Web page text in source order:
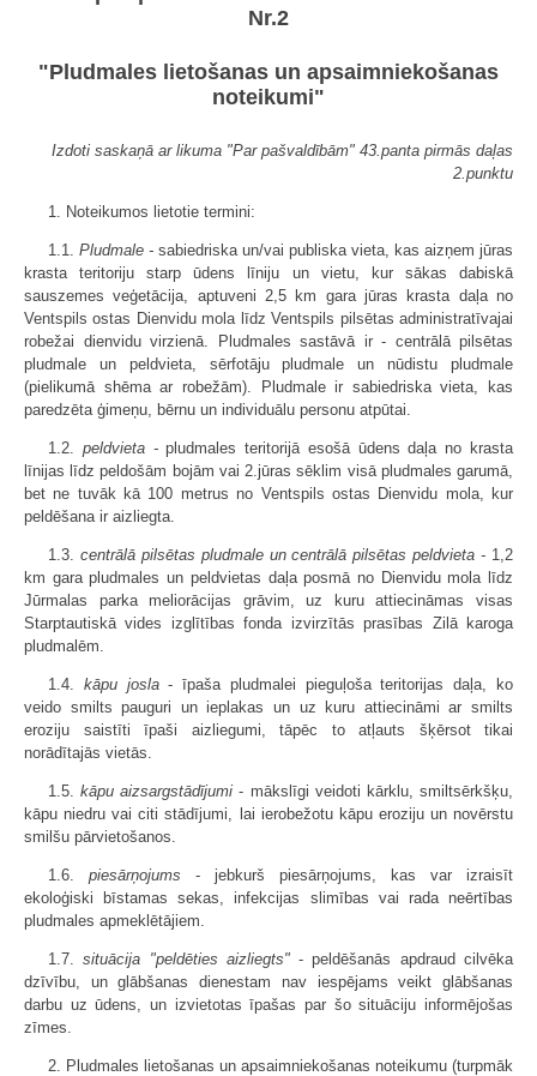
Nr.2
"Pludmales lietošanas un apsaimniekošanas
noteikumi"
Izdoti saskaņā ar likuma "Par pašvaldībām" 43.panta pirmās daļas
2.punktu
1. Noteikumos lietotie termini:
1.1. Pludmale - sabiedriska un/vai publiska vieta, kas aizņem jūras
krasta teritoriju starp ūdens līniju un vietu, kur sākas dabiskā
sauszemes veģetācija, aptuveni 2,5 km gara jūras krasta daļa no
Ventspils ostas Dienvidu mola līdz Ventspils pilsētas administratīvajai
robežai dienvidu virzienā. Pludmales sastāvā ir - centrālā pilsētas
pludmale un peldvieta, sērfotāju pludmale un nūdistu pludmale
(pielikumā shēma ar robežām). Pludmale ir sabiedriska vieta, kas
paredzēta ģimeņu, bērnu un individuālu personu atpūtai.
1.2. peldvieta -pludmales teritorijā esošā ūdens daļa no krasta
līnijas līdz peldošām bojām vai 2.jūras sēklim visā pludmales garumā,
bet ne tuvāk kā 100 metrus no Ventspils ostas Dienvidu mola, kur
peldēšana ir aizliegta.
1.3. centrālā pilsētas pludmale un centrālā pilsētas peldvieta - 1,2
km gara pludmales un peldvietas daļa posmā no Dienvidu mola līdz
Jūrmalas parka meliorācijas grāvim, uz kuru attiecināmas visas
Starptautiskā vides izglītības fonda izvirzītās prasības Zilā karoga
pludmalēm.
1.4. kāpu josla- īpaša pludmalei pieguļoša teritorijas daļa, ko
veido smilts pauguri un ieplakas un uz kuru attiecināmi ar smilts
eroziju saistīti īpaši aizliegumi, tāpēc to atļauts šķērsot tikai
norādītajās vietās.
1.5.kāpu aizsargstādījumi - mākslīgi veidoti kārklu, smiltsērkšķu,
kāpu niedru vai citi stādījumi, lai ierobežotu kāpu eroziju un novērstu
smilšu pārvietošanos.
1.6. piesārņojums - jebkurš piesārņojums, kas var izraisīt
ekoloģiski bīstamas sekas, infekcijas slimības vai rada neērtības
pludmales apmeklētājiem.
1.7.situācija "peldēties aizliegts"- peldēšanās apdraud cilvēka
dzīvību, un glābšanas dienestam nav iespējams veikt glābšanas
darbu uz ūdens, un izvietotas īpašas par šo situāciju informējošas
zīmes.
2. Pludmales lietošanas un apsaimniekošanas noteikumu (turpmāk